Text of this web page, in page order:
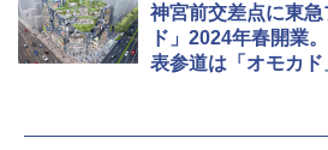
神宮前交差点に東
ド」2024年春開業
表参道は「オモカド